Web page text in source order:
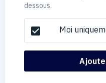
dessous.
check_box Moi